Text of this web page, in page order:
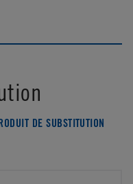
DE SUBSTITUTION